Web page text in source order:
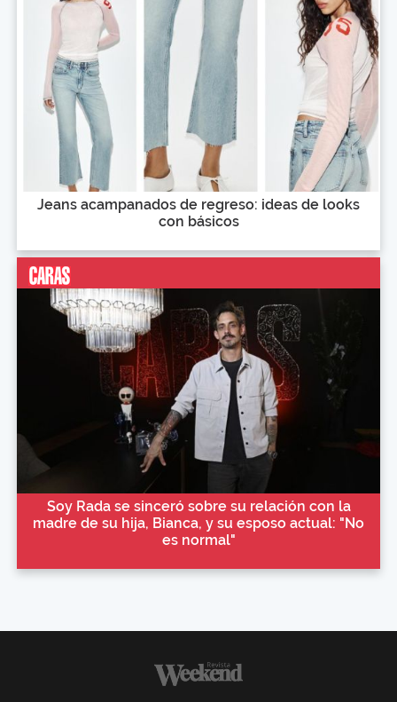
Jeans acampanados de regreso: ideas de looks
con básicos
Soy Rada se sinceró sobre su relación con la
madre de su hija, Bianca, y su esposo actual: "No
es normal"